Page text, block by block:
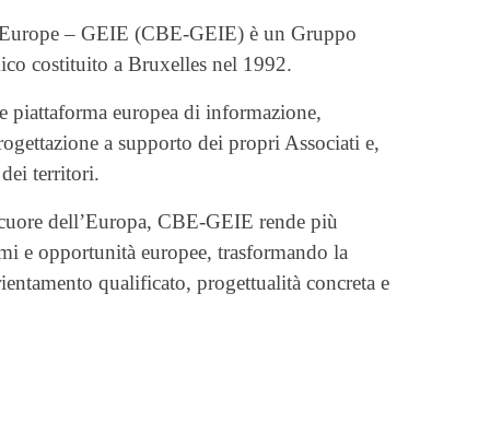
– GEIE (CBE-GEIE) è un Gruppo
costituito a Bruxelles nel 1992.
piattaforma europea di informazione,
a supporto dei propri Associati e,
territori.
dell’Europa, CBE-GEIE rende più
e opportunità europee, trasformando la
qualificato, progettualità concreta e